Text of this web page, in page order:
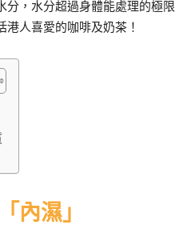
，水分超過身體能處理的極
人喜愛的咖啡及奶茶！
內濕」